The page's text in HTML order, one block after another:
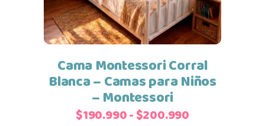
variantes.
Las
opciones
pueden
elegir
Cama Montessori Corral
Blanca – Camas para Niños
– Montessori
$190.990-$200.990